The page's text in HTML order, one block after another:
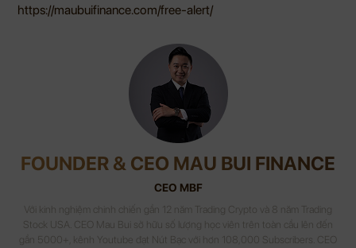
https://maubuifinance.com/free-alert/
FOUNDER & CEO MAU BUI FINANCE
CEO MBF
Với kinh nghiệm chinh chiến gần 12 năm Trading Crypto và 8 năm Trading
Stock USA. CEO Mau Bui sở hữu số lượng học viên trên toàn cầu lên đến
gần 5000+, kênh Youtube đạt Nút Bạc với hơn 108,000 Subscribers. CEO